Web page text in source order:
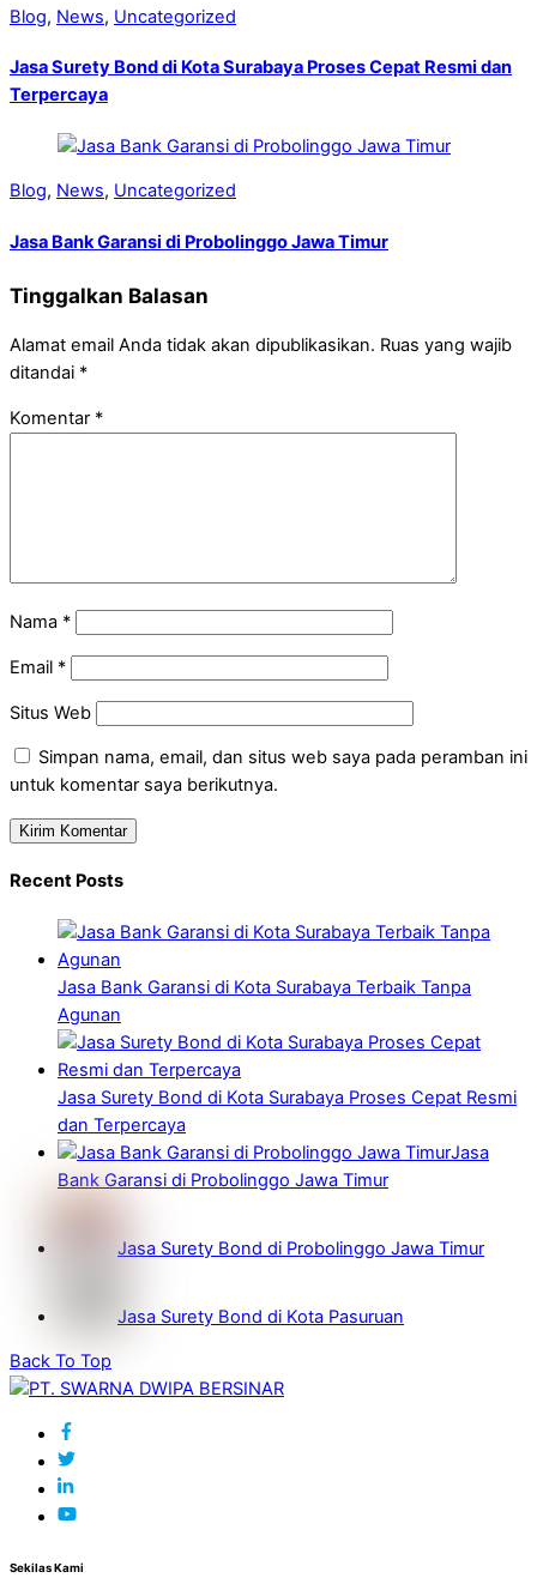
Blog, News, Uncategorized
Jasa Surety Bond di Kota Surabaya Proses Cepat Resmi dan
Terpercaya
Blog, News, Uncategorized
Jasa Bank Garansi di Probolinggo Jawa Timur
Tinggalkan Balasan
Alamat email Anda tidak akan dipublikasikan. Ruas yang wajib
ditandai *
Komentar *
Nama *
Email *
Situs Web
Simpan nama, email, dan situs web saya pada peramban ini
untuk komentar saya berikutnya.
Recent Posts
Jasa Bank Garansi di Kota Surabaya Terbaik Tanpa
Agunan
Jasa Surety Bond di Kota Surabaya Proses Cepat Resmi
dan Terpercaya
Jasa
Bank Garansi di Probolinggo Jawa Timur
Jasa Surety Bond di Probolinggo Jawa Timur
Jasa Surety Bond di Kota Pasuruan
Back To Top
Sekilas Kami